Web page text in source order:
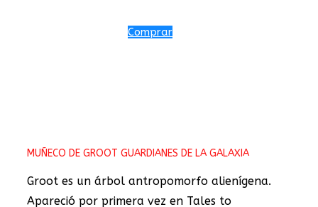
Comprar
MUÑECO DE GROOT GUARDIANES DE LA GALAXIA
Groot es un árbol antropomorfo alienígena.
Apareció por primera vez en Tales to